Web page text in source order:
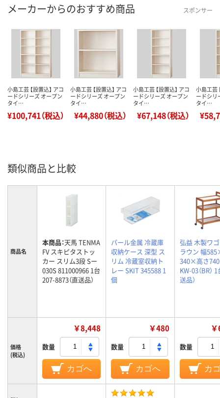
メーカーからのおすすめ商品 スポンサー
小島工芸 【設置込】 アコ
ードシリーズ オープン
タイ…
¥100,741（税込）
小島工芸 【設置込】 アコ
ードシリーズ オープン
タイ…
¥44,880（税込）
小島工芸 【設置込】 アコ
ードシリーズ オープン
タイ…
¥67,148（税込）
小島工芸
ードシリ
タイ…
類似商品と比較
商品名
本商品：天馬 TENMA
FV スキピタストッ
カー スリム3段 Sー
030S 811000966 1台
207-8873（直送品）
パール金属 冷蔵庫
収納ケース 深型 ス
リム 冷蔵室収納ト
レー SKIT 345588 1
個
弘益 木製ワ
ラウン 幅
340×高さ
KW-03（BR） 1
送品）
価格
(税込)
￥8,448
数量
カゴへ
￥480
数量
カゴへ
数量
カ